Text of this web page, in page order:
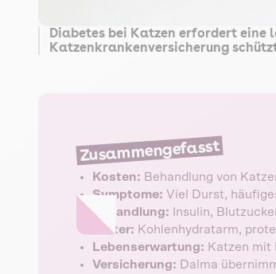
Diabetes bei Katzen erfordert eine
Katzenkrankenversicherung
Zusammengefasst
Kosten: Behandlung von
Symptome: Viel Durst,
Behandlung: Insulin,
Futter: Kohlenhydratarm,
Lebenserwartung: Katzen mit
Versicherung: Dalma